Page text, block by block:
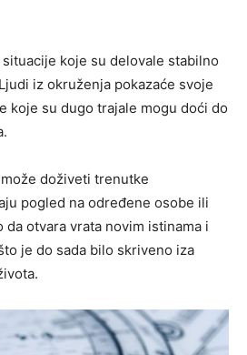
koje su delovale stabilno
iz okruženja pokazaće svoje
koje su dugo trajale mogu doći do
doživeti trenutke
pogled na određene osobe ili
da otvara vrata novim istinama i
je do sada bilo skriveno iza